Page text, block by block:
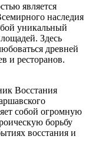
является
наследия
уникальный
Здесь
древней
и ресторанов.
Восстания
собой огромную
борьбу
восстания и